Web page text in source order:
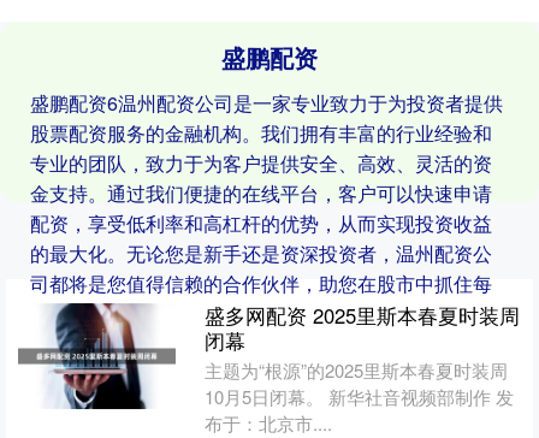
盛鹏配资
盛鹏配资6温州配资公司是一家专业致力于为投资者提供
股票配资服务的金融机构。我们拥有丰富的行业经验和
专业的团队，致力于为客户提供安全、高效、灵活的资
金支持。通过我们便捷的在线平台，客户可以快速申请
配资，享受低利率和高杠杆的优势，从而实现投资收益
的最大化。无论您是新手还是资深投资者，温州配资公
司都将是您值得信赖的合作伙伴，助您在股市中抓住每
一个投资良机。
盛多网配资 2025里斯本春夏时装周
闭幕
主题为“根源”的2025里斯本春夏时装周
10月5日闭幕。 新华社音视频部制作 发
布于：北京市....